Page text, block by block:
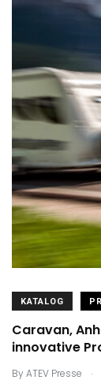
KATALOG
Caravan,
innovative
ByATEV Presse .